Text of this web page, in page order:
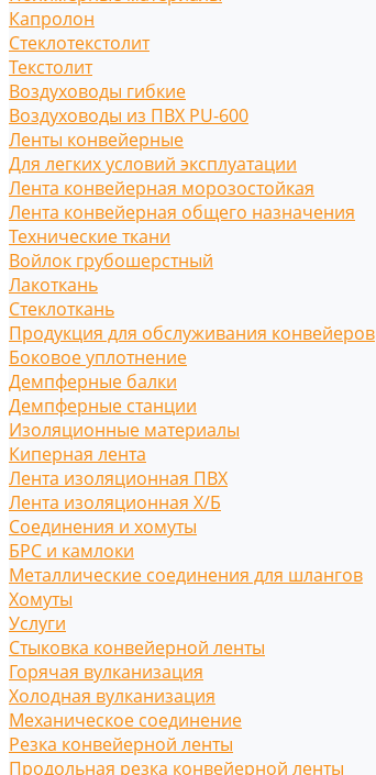
Капролон
Стеклотекстолит
Текстолит
Воздуховоды гибкие
Воздуховоды из ПВХ PU-600
Ленты конвейерные
Для легких условий эксплуатации
Лента конвейерная морозостойкая
Лента конвейерная общего назначения
Технические ткани
Войлок грубошерстный
Лакоткань
Стеклоткань
Продукция для обслуживания конвейеров
Боковое уплотнение
Демпферные балки
Демпферные станции
Изоляционные материалы
Киперная лента
Лента изоляционная ПВХ
Лента изоляционная Х/Б
Соединения и хомуты
БРС и камлоки
Металлические соединения для шлангов
Хомуты
Услуги
Стыковка конвейерной ленты
Горячая вулканизация
Холодная вулканизация
Механическое соединение
Резка конвейерной ленты
Продольная резка конвейерной ленты